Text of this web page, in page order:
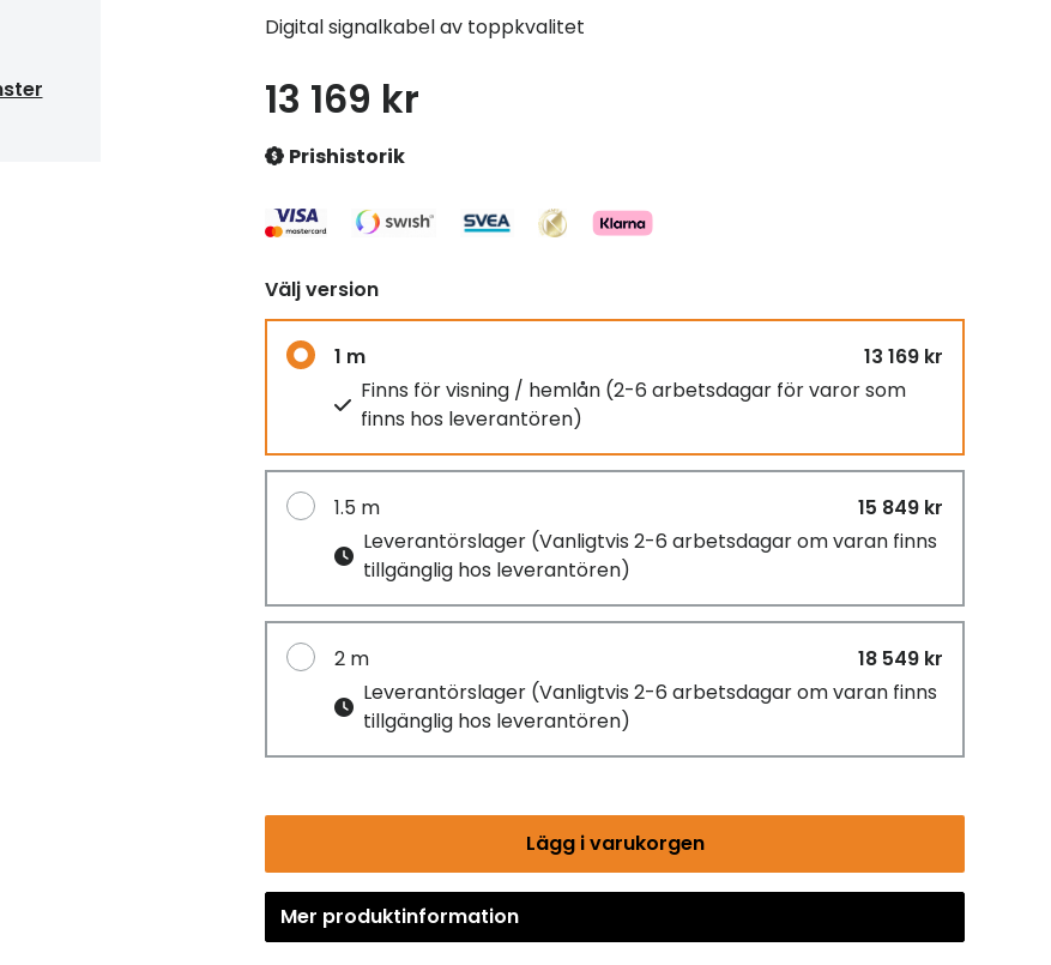
Digital signalkabel av toppkvalitet
13 169 kr
Prishistorik
Välj version
1 m
13 169 kr
Finns för visning / hemlån (2-6 arbetsdagar för varor som
finns hos leverantören)
1.5 m
15 849 kr
Leverantörslager (Vanligtvis 2-6 arbetsdagar om varan finns
tillgänglig hos leverantören)
2 m
18 549 kr
Leverantörslager (Vanligtvis 2-6 arbetsdagar om varan finns
tillgänglig hos leverantören)
Lägg i varukorgen
Mer produktinformation